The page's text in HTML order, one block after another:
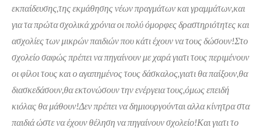
εκπαίδευσης,της εκμάθησης νέων πραγμάτων και γραμμάτων,και
για τα πρώτα σχολικά χρόνια οι πολύ όμορφες δραστηριότητες και
ασχολίες των μικρών παιδιών που κάτι έχουν να τους δώσουν!Στο
σχολείο σαφώς πρέπει να πηγαίνουν με χαρά γιατι τους περιμένουν
οι φίλοι τους και ο αγαπημένος τους δάσκαλος,γιατι θα παίξουν,θα
διασκεδάσουν,θα εκτονώσουν την ενέργεια τους,όμως επειδή
κιόλας θα μάθουν!Δεν πρέπει να δημιουργούνται αλλα κίνητρα στα
παιδιά ώστε να έχουν θέληση να πηγαίνουν σχολείο!Και γιατι το